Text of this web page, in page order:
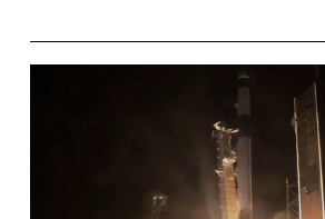
Katastrophenfällen sind
Kommunikationswege von
sie die Durchführung von Hilfs- und
Rettungsmissionen erleichtern.